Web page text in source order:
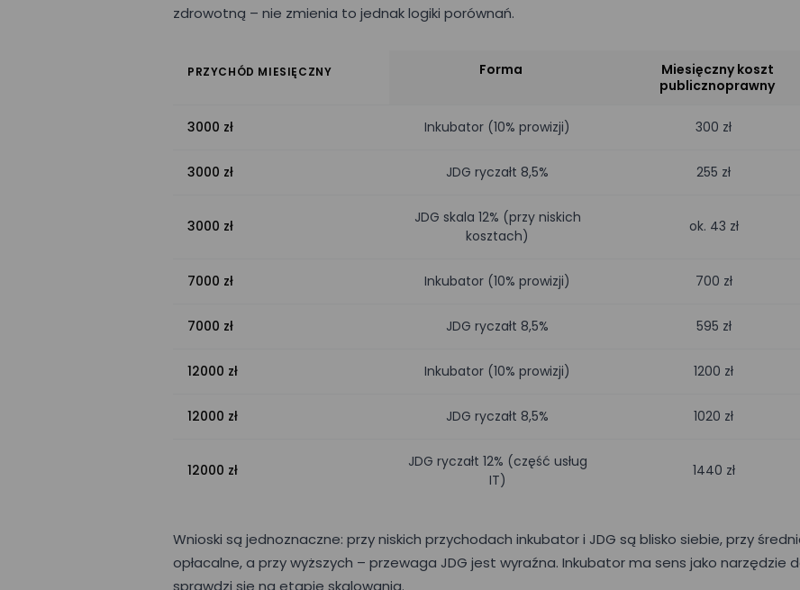
zdrowotną – nie zmienia to jednak logiki porównań.
PRZYCHÓD MIESIĘCZNY Forma
Miesięczny koszt
publicznoprawny
3000 zł Inkubator (10% prowizji) 300 zł
3000 zł JDG ryczałt 8,5% 255 zł
3000 zł
JDG skala 12% (przy niskich
kosztach)
ok. 43 zł
7000 zł Inkubator (10% prowizji) 700 zł
7000 zł JDG ryczałt 8,5% 595 zł
12000 zł Inkubator (10% prowizji) 1200 zł
12000 zł JDG ryczałt 8,5% 1020 zł
12000 zł
JDG ryczałt 12% (część usług
IT)
1440 zł
Wnioski są jednoznaczne: przy niskich przychodach inkubator i JDG są blisko siebie, przy
opłacalne, a przy wyższych – przewaga JDG jest wyraźna. Inkubator ma sens jako
sprawdzi się na etapie skalowania.